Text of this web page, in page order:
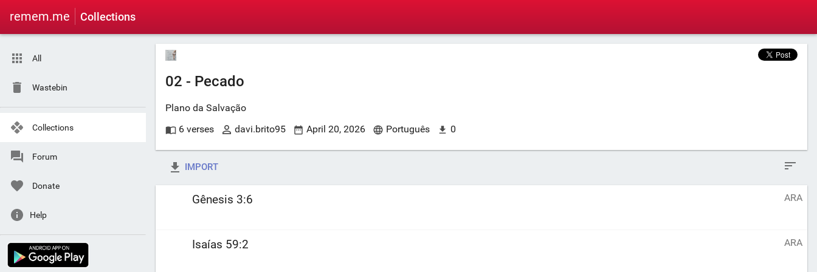
remem.me Collections
All
Wastebin
Collections
Forum
Donate
Help
02 - Pecado
Plano da Salvação
6 verses
davi.brito95 April 20, 2026 Português 0
IMPORT
Gênesis 3:6 ARA
Isaías 59:2 ARA